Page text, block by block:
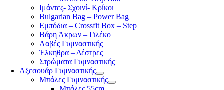
Ιμάντες- Σχοινί- Κρίκοι
Bulgarian Bag – Power Bag
Εμπόδια – Crossfit Box – Step
Βάρη Άκρων – Γιλέκο
Λαβές Γυμναστικής
Έλκηθρα – Δέστρες
Στρώματα Γυμναστικής
Αξεσουάρ Γυμναστικής
Μπάλες Γυμναστικής
Μπάλες 55cm